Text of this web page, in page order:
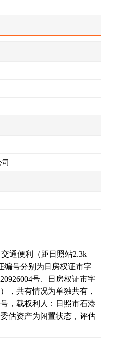
通便利（距日照站2.3k
编号分别为日房权证市字
号、日房权证市字
，共有情况为单独共有，
，载权利人：日照市石港
估资产为闲置状态，评估